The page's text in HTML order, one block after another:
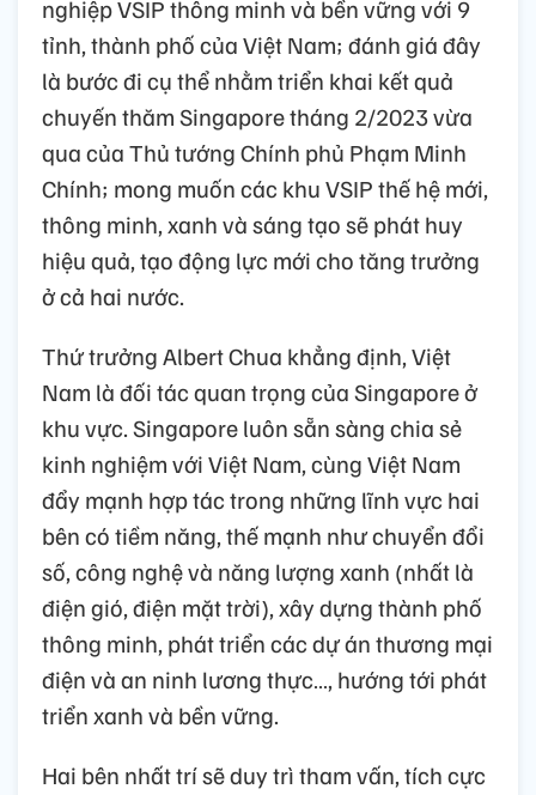
nghiệp VSIP thông minh và bền vững với 9
tỉnh, thành phố của Việt Nam; đánh giá đây
là bước đi cụ thể nhằm triển khai kết quả
chuyến thăm Singapore tháng 2/2023 vừa
qua của Thủ tướng Chính phủ Phạm Minh
Chính; mong muốn các khu VSIP thế hệ mới,
thông minh, xanh và sáng tạo sẽ phát huy
hiệu quả, tạo động lực mới cho tăng trưởng
ở cả hai nước.
Thứ trưởng Albert Chua khẳng định, Việt
Nam là đối tác quan trọng của Singapore ở
khu vực. Singapore luôn sẵn sàng chia sẻ
kinh nghiệm với Việt Nam, cùng Việt Nam
đẩy mạnh hợp tác trong những lĩnh vực hai
bên có tiềm năng, thế mạnh như chuyển đổi
số, công nghệ và năng lượng xanh (nhất là
điện gió, điện mặt trời), xây dựng thành phố
thông minh, phát triển các dự án thương mại
điện và an ninh lương thực…, hướng tới phát
triển xanh và bền vững.
Hai bên nhất trí sẽ duy trì tham vấn, tích cực